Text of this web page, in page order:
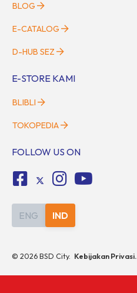
BLOG
E-CATALOG
D-HUB SEZ
E-STORE KAMI
BLIBLI
TOKOPEDIA
FOLLOW US ON
ENG IND
© 2026BSD City. Kebijakan Privasi.